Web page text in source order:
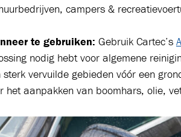
campers &
te gebruiken: Gebruik Cartec’s
nodig hebt voor algemene
sterk vervuilde gebieden vóór een
het aanpakken van boomhars, olie,